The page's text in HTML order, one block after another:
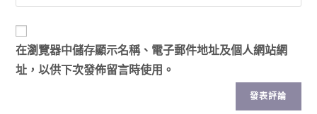
在瀏覽器中儲存顯示名稱、電子郵件地址及個人網站網
址，以供下次發佈留言時使用。